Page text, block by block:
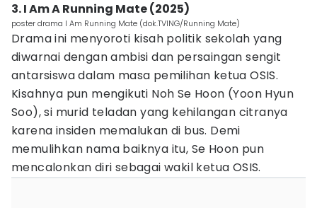
3. I Am A Running Mate (2025)
poster drama I Am Running Mate (dok.TVING/Running Mate)
Drama ini menyoroti kisah politik sekolah yang
diwarnai dengan ambisi dan persaingan sengit
antarsiswa dalam masa pemilihan ketua OSIS.
Kisahnya pun mengikuti Noh Se Hoon (Yoon Hyun
Soo), si murid teladan yang kehilangan citranya
karena insiden memalukan di bus. Demi
memulihkan nama baiknya itu, Se Hoon pun
mencalonkan diri sebagai wakil ketua OSIS.